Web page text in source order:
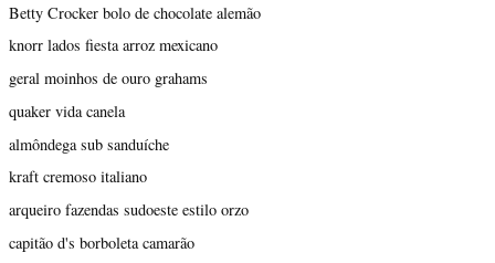
Betty Crocker bolo de chocolate alemão
knorr lados fiesta arroz mexicano
geral moinhos de ouro grahams
quaker vida canela
almôndega sub sanduíche
kraft cremoso italiano
arqueiro fazendas sudoeste estilo orzo
capitão d's borboleta camarão